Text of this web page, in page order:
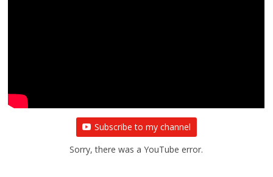
Subscribe to my channel
Sorry, there was a YouTube error.